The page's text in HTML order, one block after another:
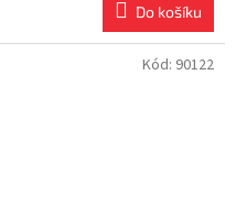
Do košíku
Kód: 90122